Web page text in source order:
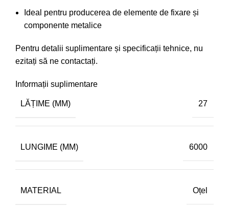
Ideal pentru producerea de elemente de fixare și
componente metalice
Pentru detalii suplimentare și specificații tehnice, nu
ezitați să ne contactați.
Informații suplimentare
LĂȚIME (MM) 27
LUNGIME (MM) 6000
MATERIAL Oțel